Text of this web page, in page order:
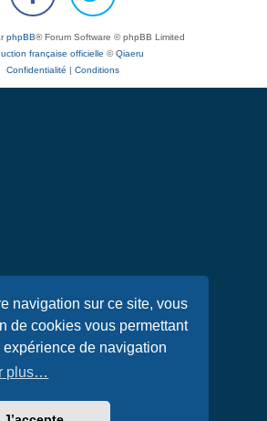
navigation sur ce site, vous
de cookies vous permettant
expérience de navigation
plus…
phpBB® Forum Software © phpBB Limited
française officielle ©Qiaeru
Confidentialité | Conditions